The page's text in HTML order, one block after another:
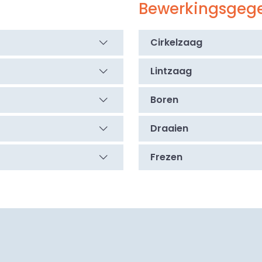
frezen, lijmen,
het
spanning,
scherp
schoon,
Cirkelzaag
Lintzaag
Boren
Draaien
Frezen